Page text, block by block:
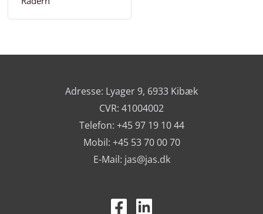
Adresse: Lyager 9, 6933 Kibæk
CVR: 41004002
Telefon: +45 97 19 10 44
Mobil: +45 53 70 00 70
E-Mail: jas@jas.dk